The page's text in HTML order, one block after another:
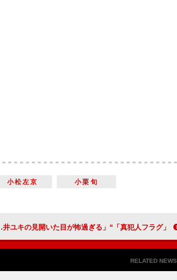
小松左京
小栗旬
「真犯人フラグ」“凌介”西島秀俊がレアな傘を発見 「“菱田”桜井ユキの見開いた目が怖過ぎる」
RELATED NEWS